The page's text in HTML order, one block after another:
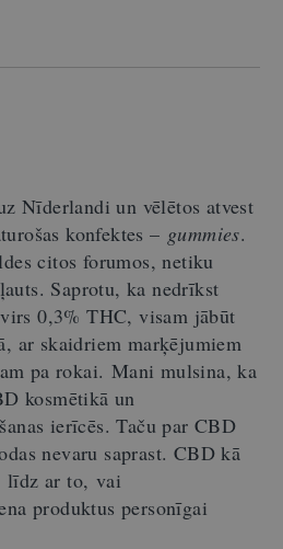
Nīderlandi un vēlētos atvest
konfektes– gummies.
citos forumos, netiku
Saprotu, ka nedrīkst
0,3% THC, visam jābūt
ar skaidriem marķējumiem
pa rokai. Mani mulsina, ka
kosmētikā un
ierīcēs. Taču par CBD
nevaru saprast. CBD kā
līdz ar to, vai
produktus personīgai